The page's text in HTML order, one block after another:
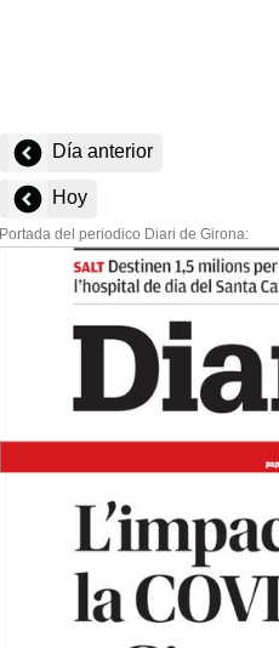
Día anterior
Hoy
Portada del periodico Diari de Girona: